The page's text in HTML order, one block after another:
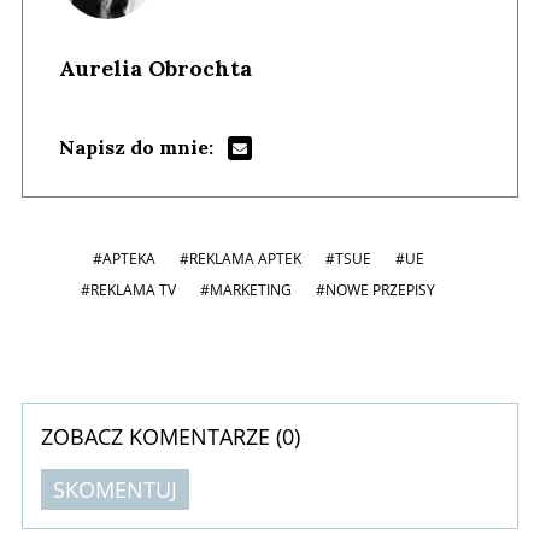
Aurelia Obrochta
Napisz do mnie:
#APTEKA #REKLAMA APTEK #TSUE
#UE
#REKLAMA TV
#MARKETING #NOWE PRZEPISY
ZOBACZ KOMENTARZE (0)
SKOMENTUJ